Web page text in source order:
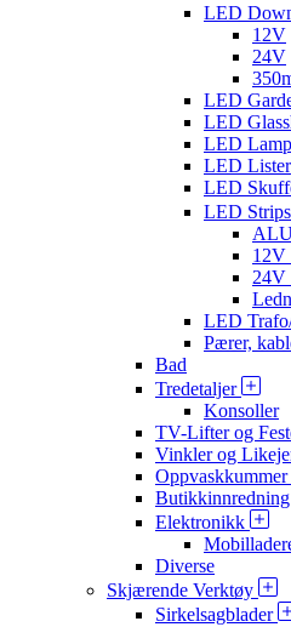
LED
12V
24V
LED
LED
LED
LED Lister
LED
LED Strips
12V
24V
LED
Pærer,
Bad
Tredetaljer
Konsoller
TV-Lifter og
Vinkler og
Butikkinnredning
Elektronikk
Diverse
Skjærende Verktøy
Sirkelsagblader